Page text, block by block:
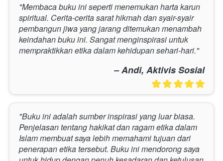
"Membaca buku ini seperti menemukan harta karun
spiritual. Cerita-cerita sarat hikmah dan syair-syair
pembangun jiwa yang jarang ditemukan menambah
keindahan buku ini. Sangat menginspirasi untuk
mempraktikkan etika dalam kehidupan sehari-hari."
– Andi, Aktivis Sosial
"Buku ini adalah sumber inspirasi yang luar biasa.
Penjelasan tentang hakikat dan ragam etika dalam
Islam membuat saya lebih memahami tujuan dari
penerapan etika tersebut. Buku ini mendorong saya